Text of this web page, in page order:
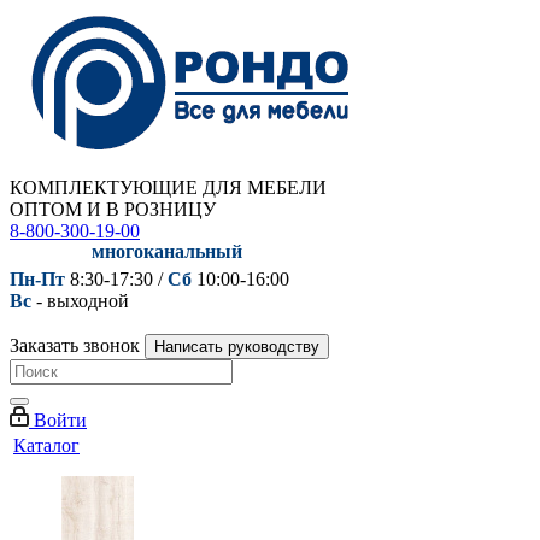
КОМПЛЕКТУЮЩИЕ ДЛЯ МЕБЕЛИ
ОПТОМ И В РОЗНИЦУ
8-800-300-19-00
многоканальный
Пн-Пт 8:30-17:30 /Сб 10:00-16:00
Вс - выходной
Заказать звонок Написать руководству
Войти
Каталог